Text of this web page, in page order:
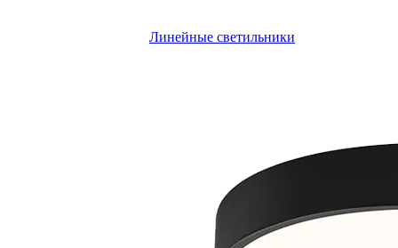
Линейные светильники